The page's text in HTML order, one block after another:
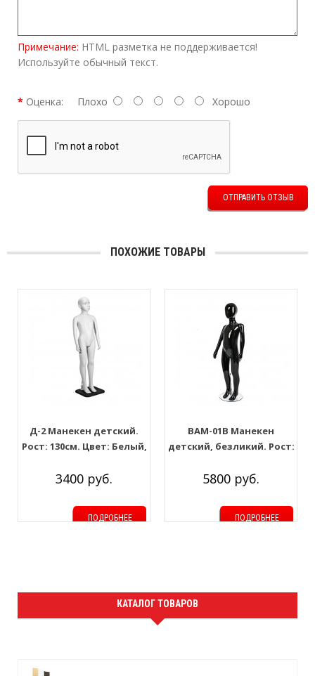
Примечание: HTML разметка не поддерживается!
Используйте обычный текст.
Оценка: Плохо Хорошо
ОТПРАВИТЬ ОТЗЫВ
ПОХОЖИЕ ТОВАРЫ
Д-2 Манекен детский.
Рост: 130см. Цвет: Белый,
3400 руб.
ПОДРОБНЕЕ
BAM-01B Манекен
детский, безликий. Рост:
глянец
5800 руб.
ПОДРОБНЕЕ
КАТАЛОГ ТОВАРОВ